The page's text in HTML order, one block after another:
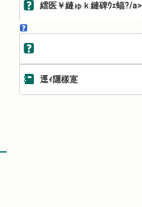
繧医￥縺ゅｋ縺碑ｳｪ蝠?/a>
逕ｨ隱樣寔